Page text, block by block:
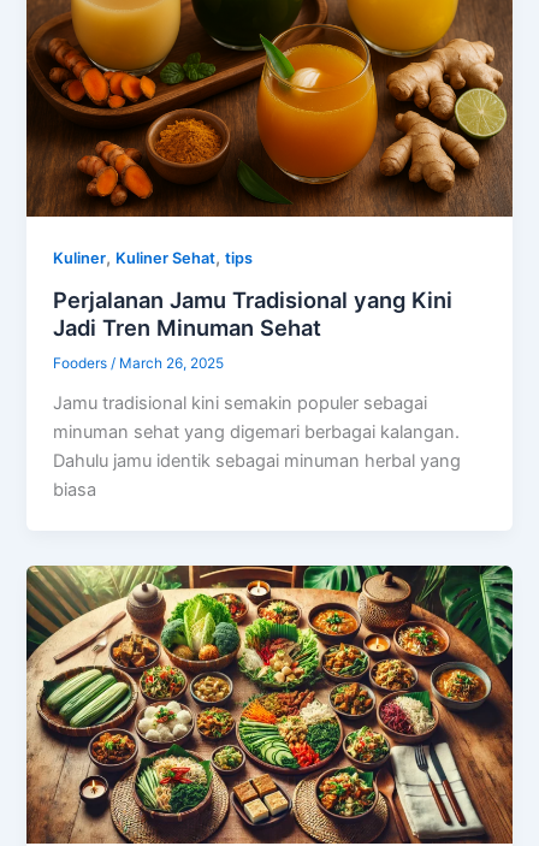
Kuliner, Kuliner Sehat,tips
Perjalanan Jamu Tradisional yang Kini
Jadi Tren Minuman Sehat
Fooders/ March 26, 2025
Jamu tradisional kini semakin populer sebagai
minuman sehat yang digemari berbagai kalangan.
Dahulu jamu identik sebagai minuman herbal yang
biasa